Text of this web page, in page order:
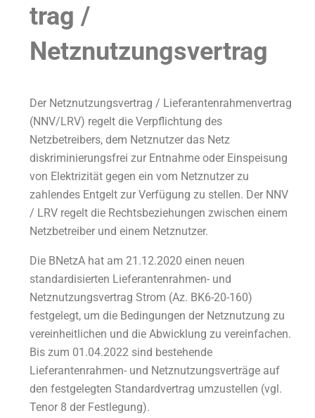
trag /
Netz­nut­zungs­ver­trag
Der Netznutzungsvertrag / Lieferantenrahmenvertrag
(NNV/LRV) regelt die Verpflichtung des
Netzbetreibers, dem Netznutzer das Netz
diskriminierungsfrei zur Entnahme oder Einspeisung
von Elektrizität gegen ein vom Netznutzer zu
zahlendes Entgelt zur Verfügung zu stellen. Der NNV
/ LRV regelt die Rechtsbeziehungen zwischen einem
Netzbetreiber und einem Netznutzer.
Die BNetzA hat am 21.12.2020 einen neuen
standardisierten Lieferantenrahmen- und
Netznutzungsvertrag Strom (Az. BK6-20-160)
festgelegt, um die Bedingungen der Netznutzung zu
vereinheitlichen und die Abwicklung zu vereinfachen.
Bis zum 01.04.2022 sind bestehende
Lieferantenrahmen- und Netznutzungsverträge auf
den festgelegten Standardvertrag umzustellen (vgl.
Tenor 8 der Festlegung).